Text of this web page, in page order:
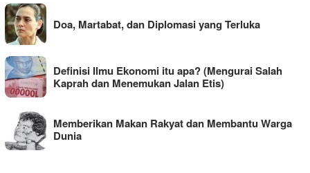
Doa, Martabat, dan Diplomasi yang Terluka
Definisi Ilmu Ekonomi itu apa? (Mengurai Salah
Kaprah dan Menemukan Jalan Etis)
Memberikan Makan Rakyat dan Membantu Warga
Dunia